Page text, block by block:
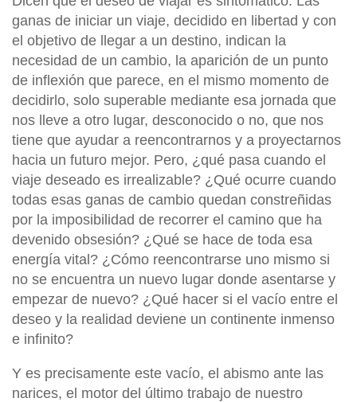
ganas de iniciar un viaje, decidido en libertad y con
el objetivo de llegar a un destino, indican la
necesidad de un cambio, la aparición de un punto
de inflexión que parece, en el mismo momento de
decidirlo, solo superable mediante esa jornada que
nos lleve a otro lugar, desconocido o no, que nos
tiene que ayudar a reencontrarnos y a proyectarnos
hacia un futuro mejor. Pero, ¿qué pasa cuando el
viaje deseado es irrealizable? ¿Qué ocurre cuando
todas esas ganas de cambio quedan constreñidas
por la imposibilidad de recorrer el camino que ha
devenido obsesión? ¿Qué se hace de toda esa
energía vital? ¿Cómo reencontrarse uno mismo si
no se encuentra un nuevo lugar donde asentarse y
empezar de nuevo? ¿Qué hacer si el vacío entre el
deseo y la realidad deviene un continente inmenso
e infinito?
Y es precisamente este vacío, el abismo ante las
narices, el motor del último trabajo de nuestro